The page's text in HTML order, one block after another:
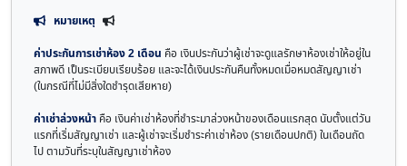
หมายเหตุ
ค่าประกันการเช่าห้อง 2 เดือน คือ เงินประกันว่าผู้เช่าจะดูแลรักษาห้องเช่าให้อยู่ใน
สภาพดี เป็นระเบียบเรียบร้อย และจะได้เงินประกันคืนทั้งหมดเมื่อหมดสัญญาเช่า
(ในกรณีที่ไม่มีสิ่งใดชำรุดเสียหาย)
ค่าเช่าล่วงหน้า คือ เงินค่าเช่าห้องที่ชำระมาล่วงหน้าของเดือนแรกสุด นับตั้งแต่วัน
แรกที่เริ่มสัญญาเช่า และผู้เช่าจะเริ่มชำระค่าเช่าห้อง (รายเดือนปกติ) ในเดือนถัด
ไป ตามวันที่ระบุในสัญญาเช่าห้อง